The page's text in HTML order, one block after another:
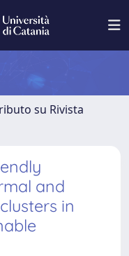
su Rivista
and
in